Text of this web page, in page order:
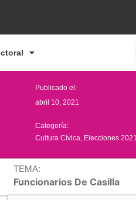
Publicado el:
abril 10, 2021
Categoría:
Cultura Cívica Elecciones 2021
TEMA:
Funcionarios De Casilla